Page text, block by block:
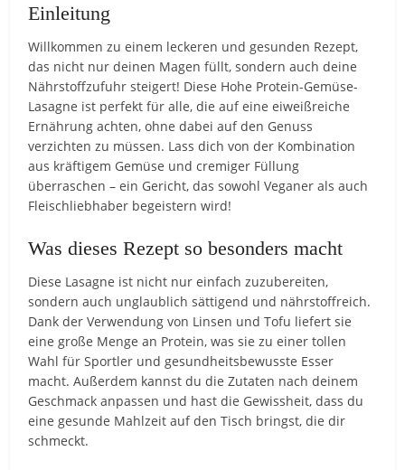
Einleitung
Willkommen zu einem leckeren und gesunden Rezept,
das nicht nur deinen Magen füllt, sondern auch deine
Nährstoffzufuhr steigert! Diese Hohe Protein-Gemüse-
Lasagne ist perfekt für alle, die auf eine eiweißreiche
Ernährung achten, ohne dabei auf den Genuss
verzichten zu müssen. Lass dich von der Kombination
aus kräftigem Gemüse und cremiger Füllung
überraschen – ein Gericht, das sowohl Veganer als auch
Fleischliebhaber begeistern wird!
Was dieses Rezept so besonders macht
Diese Lasagne ist nicht nur einfach zuzubereiten,
sondern auch unglaublich sättigend und nährstoffreich.
Dank der Verwendung von Linsen und Tofu liefert sie
eine große Menge an Protein, was sie zu einer tollen
Wahl für Sportler und gesundheitsbewusste Esser
macht. Außerdem kannst du die Zutaten nach deinem
Geschmack anpassen und hast die Gewissheit, dass du
eine gesunde Mahlzeit auf den Tisch bringst, die dir
schmeckt.